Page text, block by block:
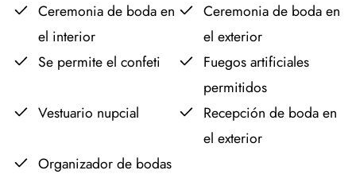
Ceremonia de boda en
el interior
Ceremonia de boda en
el exterior
Se permite el confeti
Fuegos artificiales
permitidos
Vestuario nupcial
Recepción de boda en
el exterior
Organizador de bodas